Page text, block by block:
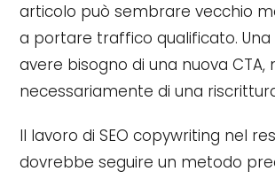
articolo può sembrare vecchio
a portare traffico qualificato. Una
avere bisogno di una nuova CTA,
necessariamente di una
Il lavoro di SEO copywriting nel
dovrebbe seguire un metodo